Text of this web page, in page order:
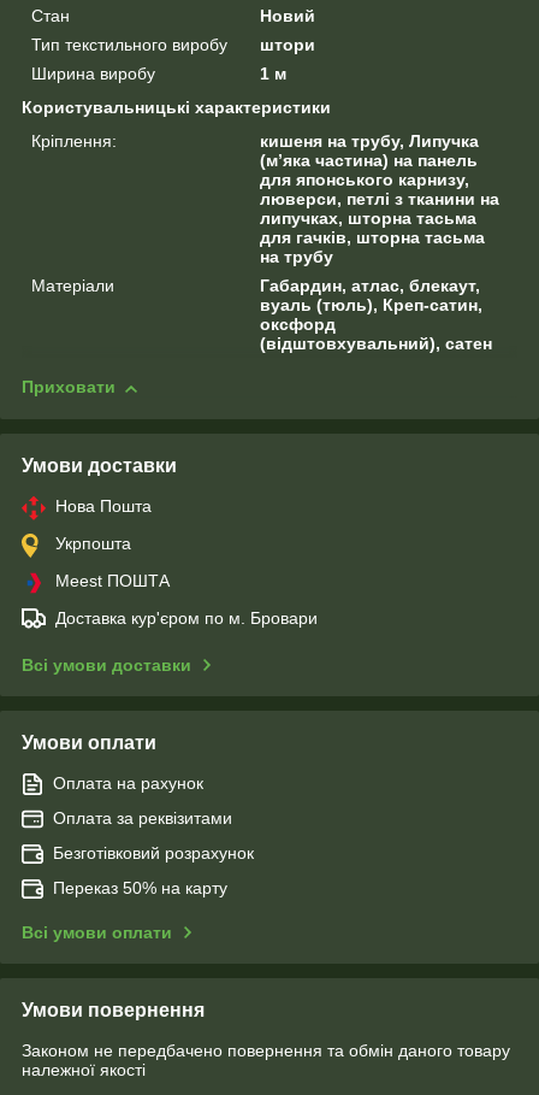
Стан
Новий
Тип текстильного виробу
штори
Ширина виробу
1 м
Користувальницькі характеристики
Кріплення:
кишеня на трубу, Липучка
(м’яка частина) на панель
для японського карнизу,
люверси, петлі з тканини на
липучках, шторна тасьма
для гачків, шторна тасьма
на трубу
Матеріали
Габардин, атлас, блекаут,
вуаль (тюль), Креп-сатин,
оксфорд
(відштовхувальний), сатен
Приховати
Умови доставки
Нова Пошта
Укрпошта
Meest ПОШТА
Доставка кур'єром по м. Бровари
Всі умови доставки
Умови оплати
Оплата на рахунок
Оплата за реквізитами
Безготівковий розрахунок
Переказ 50% на карту
Всі умови оплати
Умови повернення
Законом не передбачено повернення та обмін даного товару
належної якості